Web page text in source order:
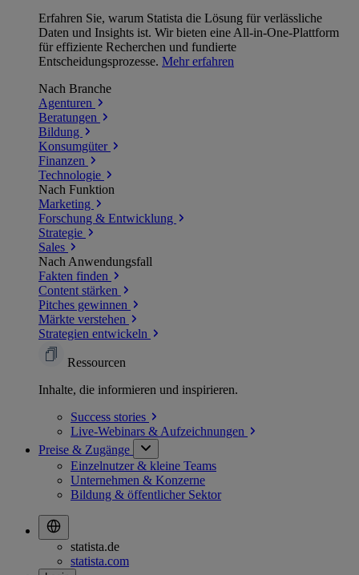
Erfahren Sie, warum Statista die Lösung für verlässliche
Daten und Insights ist. Wir bieten eine All-in-One-Plattform
für effiziente Recherchen und fundierte
Entscheidungsprozesse. Mehr erfahren
Nach Branche
Agenturen
Beratungen
Bildung
Konsumgüter
Finanzen
Technologie
Nach Funktion
Marketing
Forschung & Entwicklung
Strategie
Sales
Nach Anwendungsfall
Fakten finden
Content stärken
Pitches gewinnen
Märkte verstehen
Strategien entwickeln
Ressourcen
Inhalte, die informieren und inspirieren.
Success stories
Live-Webinars & Aufzeichnungen
Preise & Zugänge
Einzelnutzer & kleine Teams
Unternehmen & Konzerne
Bildung & öffentlicher Sektor
statista.de
statista.com